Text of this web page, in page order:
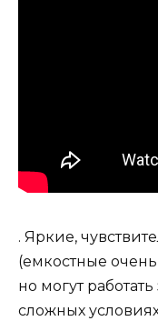
. Яркие,
(емкостные
но могут
сложных